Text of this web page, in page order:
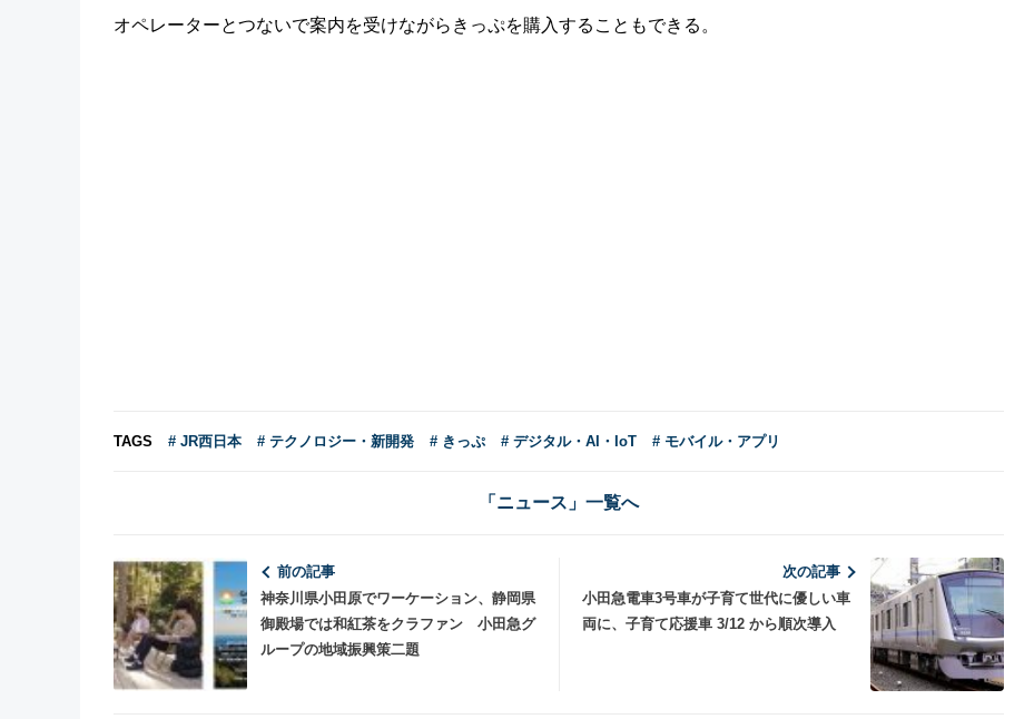
オペレーターとつないで案内を受けながらきっぷを購入することもできる。
TAGS # JR西日本 # テクノロジー・新開発 # きっぷ # デジタル・AI・IoT # モバイル・アプリ
「ニュース」一覧へ
前の記事
神奈川県小田原でワーケーション、静岡県
御殿場では和紅茶をクラファン 小田急グ
ループの地域振興策二題
次の記事
小田急電車3号車が子育て世代に優しい車
両に、子育て応援車 3/12 から順次導入